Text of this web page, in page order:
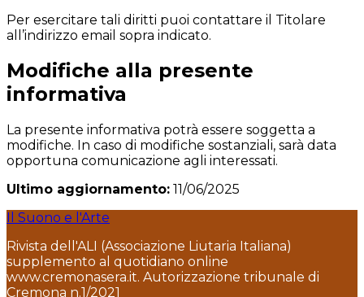
Per esercitare tali diritti puoi contattare il Titolare
all’indirizzo email sopra indicato.
Modifiche alla presente
informativa
La presente informativa potrà essere soggetta a
modifiche. In caso di modifiche sostanziali, sarà data
opportuna comunicazione agli interessati.
Ultimo aggiornamento: 11/06/2025
Il Suono e l'Arte
Rivista dell'ALI (Associazione Liutaria Italiana)
supplemento al quotidiano online
www.cremonasera.it. Autorizzazione tribunale di
Cremona n.1/2021